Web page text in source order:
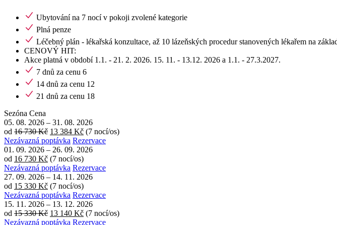
Ubytování na 7 nocí v pokoji zvolené kategorie
Plná penze
Léčebný plán - lékařská konzultace, až 10 lázeňských procedur stanovených lékařem na
CENOVÝ HIT:
Akce platná v období 1.1. - 21. 2. 2026. 15. 11. - 13.12. 2026 a 1.1. - 27.3.2027.
7 dnů za cenu 6
14 dnů za cenu 12
21 dnů za cenu 18
Sezóna Cena
05. 08. 2026 – 31. 08. 2026
od 16 730 Kč 13 384 Kč (7 nocí/os)
Nezávazná poptávka Rezervace
01. 09. 2026 – 26. 09. 2026
od 16 730 Kč (7 nocí/os)
Nezávazná poptávka Rezervace
27. 09. 2026 – 14. 11. 2026
od 15 330 Kč (7 nocí/os)
Nezávazná poptávka Rezervace
15. 11. 2026 – 13. 12. 2026
od 15 330 Kč 13 140 Kč (7 nocí/os)
Nezávazná poptávka Rezervace